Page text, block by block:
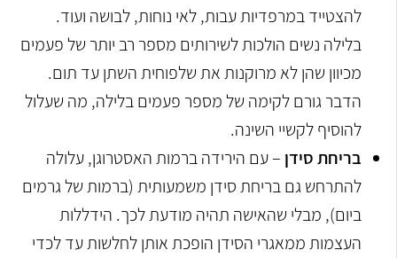
להצטייד במרפדיות עבות, לאי נוחות, לבושה ועוד.
בלילה נשים הולכות לשירותים מספר רב יותר של פעמים
מכיוון שהן לא מרוקנות את שלפוחית השתן עד תום.
הדבר גורם לקימה של מספר פעמים בלילה, מה שעלול
להוסיף לקשיי השינה.
בריחת סידן – עם הירידה ברמות האסטרוגן, עלולה
להתרחש גם בריחת סידן משמעותית (ברמות של גרמים
ביום), מבלי שהאישה תהיה מודעת לכך. הידללות
העצמות ממאגרי הסידן הופכת אותן לחלשות עד לכדי